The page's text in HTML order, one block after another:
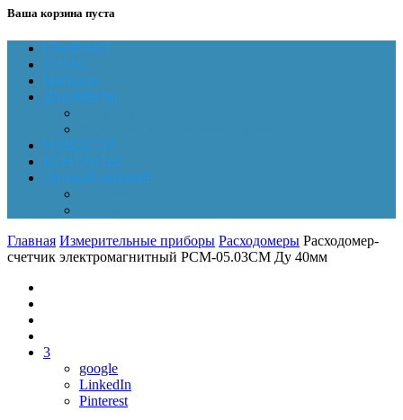
Ваша корзина пуста
ГЛАВНАЯ
О НАС
Магазин
Документы
НОВОСТИ
КОНТАКТЫ
Личный кабинет
Главная Измерительные приборы Расходомеры Расходомер-
счетчик электромагнитный РСМ-05.03СМ Ду 40мм
3
google
LinkedIn
Pinterest